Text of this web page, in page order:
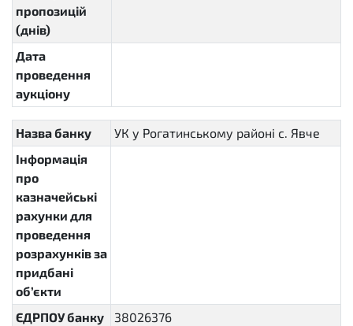
пропозицій
(днів)
Дата
проведення
аукціону
Назва банку
УК у Рогатинському районі с. Явче
Інформація
про
казначейські
рахунки для
проведення
розрахунків за
придбані
об’єкти
ЄДРПОУ банку
38026376